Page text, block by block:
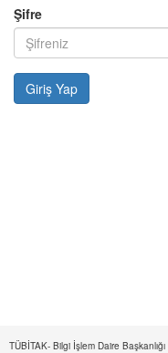
Şifre
TÜBİTAK- Bilgi İşlem Daire